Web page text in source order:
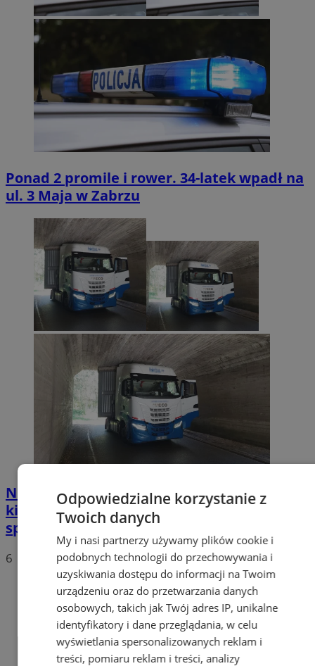
Ponad 2 promile i rower. 34-latek wpadł na
ul. 3 Maja w Zabrzu
Nietypowa akcja w Zabrzu. Turecki
kierowca ciężarówki nie mógł wydostać się
spod wiaduktów
6
Odpowiedzialne korzystanie z
Twoich danych
My i nasi partnerzy używamy plików cookie i
podobnych technologii do przechowywania i
uzyskiwania dostępu do informacji na Twoim
urządzeniu oraz do przetwarzania danych
osobowych, takich jak Twój adres IP, unikalne
identyfikatory i dane przeglądania, w celu
wyświetlania spersonalizowanych reklam i
treści, pomiaru reklam i treści, analizy